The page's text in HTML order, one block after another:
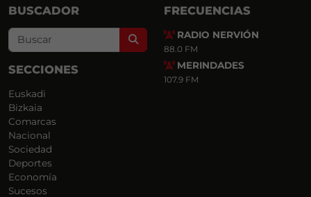
BUSCADOR
Search
SECCIONES
Euskadi
Bizkaia
Comarcas
Nacional
Sociedad
Deportes
Economía
Sucesos
FRECUENCIAS
RADIO NERVIÓN
88.0 FM
MERINDADES
107.9 FM